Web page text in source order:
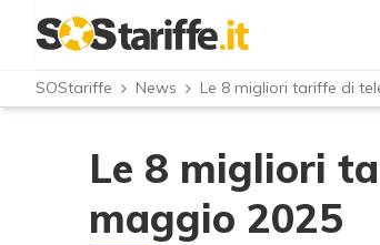
SOStariffe News Le 8 migliori tariffe di
Le 8 migliori
maggio 2025